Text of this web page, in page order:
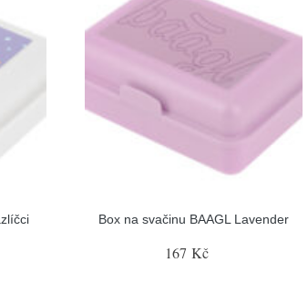
Box na svačinu BAAGL Lavender
167 Kč